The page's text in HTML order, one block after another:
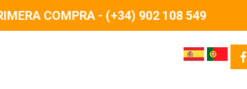
COMPRA - (+34) 902 108 549